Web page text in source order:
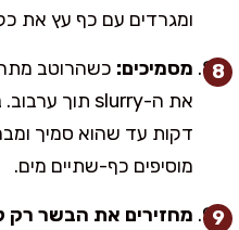
ומגרדים עם כף עץ את
מסמיכים: כשהרוטב
דקות עד שהוא סמיך
מוסיפים כף-שתיים מים.
מחזירים את הבשר רק